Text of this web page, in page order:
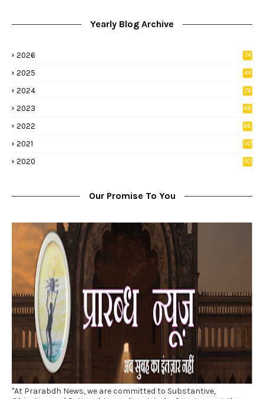
Yearly Blog Archive
2026
74
2025
44
2024
26
2023 48
2022
66
2021
147
2020
90
Our Promise To You
"At Prarabdh News, we are committed to Substantive,